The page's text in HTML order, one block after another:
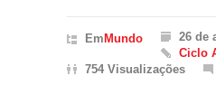
Em Mundo
26 de
Ciclo
754 Visualizações